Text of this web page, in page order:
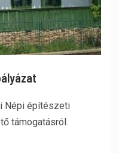
Népi építészeti
támogatásról.